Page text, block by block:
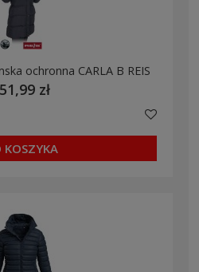
ochronna CARLA B REIS
zł
KOSZYKA